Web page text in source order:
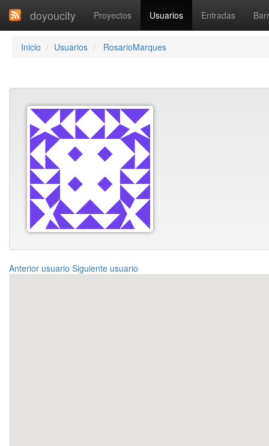
doyoucity Proyectos Usuarios Entradas
Inicio Usuarios RosarioMarques
Anterior usuario Siguiente usuario